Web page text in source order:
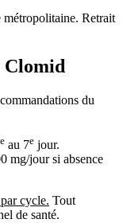
Retrait
Clomid
du
e au 7e jour.
mg/jour si absence
cycle. Tout
de santé.